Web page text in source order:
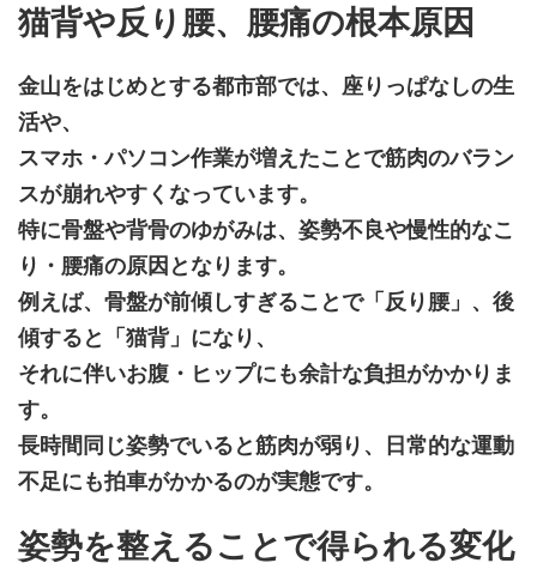
猫背や反り腰、腰痛の根本原因
金山をはじめとする都市部では、座りっぱなしの生
活や、
スマホ・パソコン作業が増えたことで筋肉のバラン
スが崩れやすくなっています。
特に骨盤や背骨のゆがみは、姿勢不良や慢性的なこ
り・腰痛の原因となります。
例えば、骨盤が前傾しすぎることで「反り腰」、後
傾すると「猫背」になり、
それに伴いお腹・ヒップにも余計な負担がかかりま
す。
長時間同じ姿勢でいると筋肉が弱り、日常的な運動
不足にも拍車がかかるのが実態です。
姿勢を整えることで得られる変化